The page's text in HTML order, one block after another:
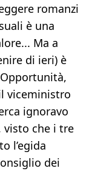
romanzi
è una
Ma a
di ieri) è
viceministro
ignoravo
visto che i tre
l’egida
dei